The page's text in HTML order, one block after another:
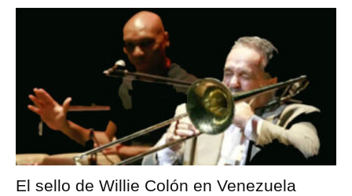
El sello de Willie Colón en Venezuela